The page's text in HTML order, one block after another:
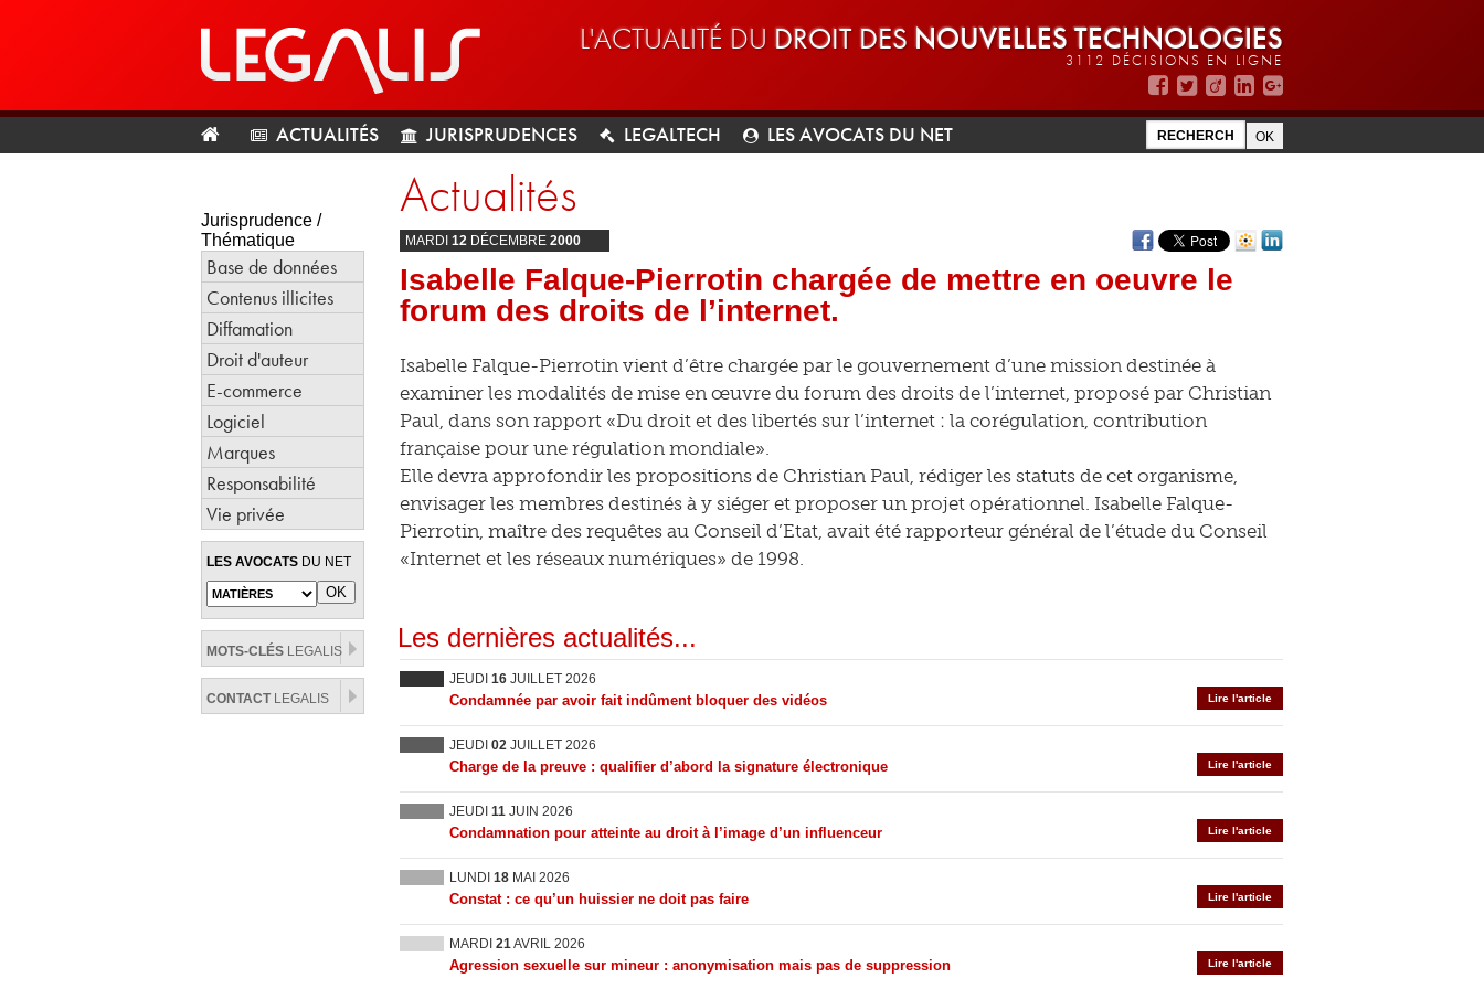
L'ACTUALITÉ DU DROIT DES NOUVELLES TECHNOLOGIES
3112 DÉCISIONS EN LIGNE
ACTUALITÉS JURISPRUDENCES LEGALTECH LES AVOCATS DU NET
Jurisprudence /
Thématique
Base de données
Contenus illicites
Diffamation
Droit d'auteur
E-commerce
Logiciel
Marques
Responsabilité
Vie privée
LES AVOCATS DU NET
MOTS-CLÉS LEGALIS
CONTACTLEGALIS
Actualités
MARDI 12 DÉCEMBRE 2000
Isabelle Falque-Pierrotin chargée de mettre en oeuvre le
forum des droits de l’internet.
Isabelle Falque-Pierrotin vient d’être chargée par le gouvernement d’une mission destinée à
examiner les modalités de mise en œuvre du forum des droits de l’internet, proposé par Christian
Paul, dans son rapport «Du droit et des libertés sur l’internet : la corégulation, contribution
française pour une régulation mondiale».
Elle devra approfondir les propositions de Christian Paul, rédiger les statuts de cet organisme,
envisager les membres destinés à y siéger et proposer un projet opérationnel. Isabelle Falque-
Pierrotin, maître des requêtes au Conseil d’Etat, avait été rapporteur général de l’étude du Conseil
«Internet et les réseaux numériques» de 1998.
Les dernières actualités...
JEUDI 16 JUILLET 2026
Lire l'article
Condamnée par avoir fait indûment bloquer des vidéos
JEUDI 02 JUILLET 2026
Lire l'article
Charge de la preuve : qualifier d’abord la signature électronique
JEUDI 11 JUIN 2026
Lire l'article
Condamnation pour atteinte au droit à l’image d’un influenceur
LUNDI 18 MAI 2026
Lire l'article
Constat : ce qu’un huissier ne doit pas faire
MARDI 21AVRIL 2026
Lire l'article
Agression sexuelle sur mineur : anonymisation mais pas de suppression